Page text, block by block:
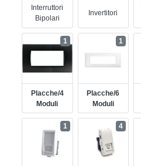
Interruttori
Bipolari
Invertitori
Placche/4
Moduli
1
Placche/6
Moduli
1
1 4